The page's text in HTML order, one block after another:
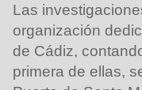
Las
organización
de Cádiz,
primera de ellas,